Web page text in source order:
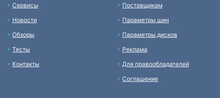
Сервисы
Новости
Обзоры
Тесты
Контакты
Поставщикам
Параметры шин
Параметры дисков
Реклама
Для правообладателей
Соглашение